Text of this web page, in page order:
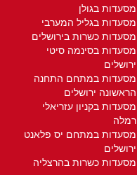
מסעדות בגולן
מסעדות בגליל המערבי
מסעדות כשרות בירושלים
מסעדות בסינמה סיטי
ירושלים
מסעדות במתחם התחנה
הראשונה ירושלים
מסעדות בקניון עזריאלי
רמלה
מסעדות במתחם יס פלאנט
ירושלים
מסעדות כשרות בהרצליה